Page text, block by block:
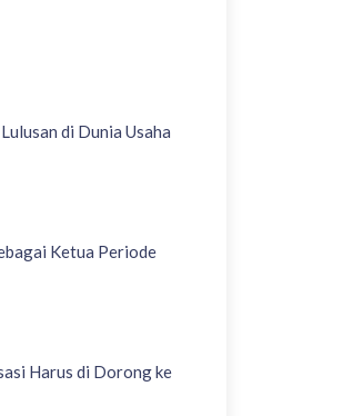
di Dunia Usaha
Ketua Periode
Harus di Dorong ke